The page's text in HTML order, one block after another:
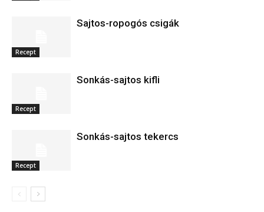
Recept
Sajtos-ropogós csigák
Recept
Sonkás-sajtos kifli
Recept
Sonkás-sajtos tekercs